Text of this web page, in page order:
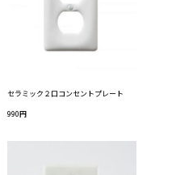
セラミック２口コンセントプレート
990円